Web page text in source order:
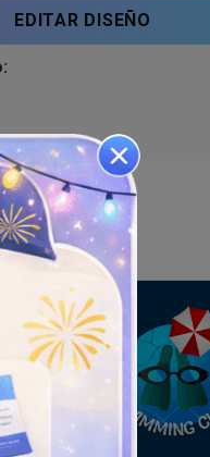
EDITAR DISEÑO